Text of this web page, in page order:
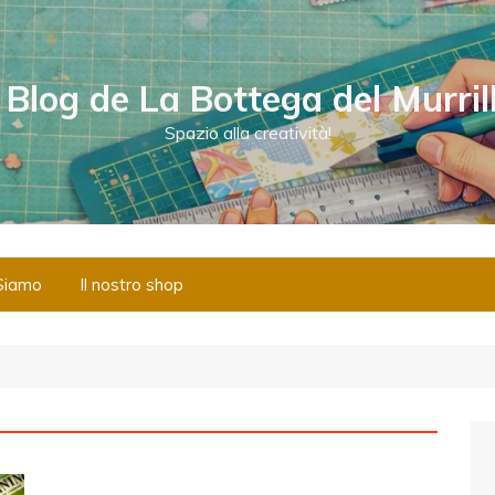
de La Bottega del
Spazio alla creatività!
Il nostro shop